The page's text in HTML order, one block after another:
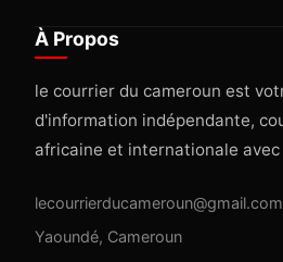
À Propos
le courrier du cameroun est
d'information indépendante,
africaine et internationale
lecourrierducameroun@gmail.com
Yaoundé, Cameroun